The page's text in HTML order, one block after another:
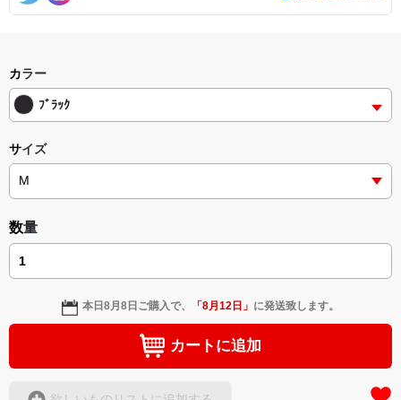
見た人が、思わず『イジりたい』と思ってしまうような
どうぞ、ごゆっくり ご覧ください
カラー
ﾌﾞﾗｯｸ
サイズ
数量
本日8月8日 ご購入で、 「8月12日 」 に発送致します。
カートに追加